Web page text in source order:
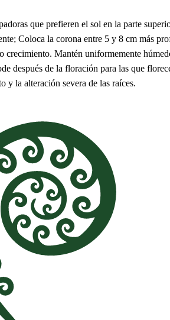
que prefieren el sol en la parte
Coloca la corona entre 5 y 8 cm más
crecimiento. Mantén uniformemente
después de la floración para las que
y la alteración severa de las raíces.